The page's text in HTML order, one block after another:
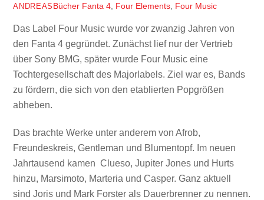
ANDREAS Bücher Fanta 4, Four Elements, Four Music
Das Label Four Music wurde vor zwanzig Jahren von
den Fanta 4 gegründet. Zunächst lief nur der Vertrieb
über Sony BMG, später wurde Four Music eine
Tochtergesellschaft des Majorlabels. Ziel war es, Bands
zu fördern, die sich von den etablierten Popgrößen
abheben.
Das brachte Werke unter anderem von Afrob,
Freundeskreis, Gentleman und Blumentopf. Im neuen
Jahrtausend kamen Clueso, Jupiter Jones und Hurts
hinzu, Marsimoto, Marteria und Casper. Ganz aktuell
sind Joris und Mark Forster als Dauerbrenner zu nennen.